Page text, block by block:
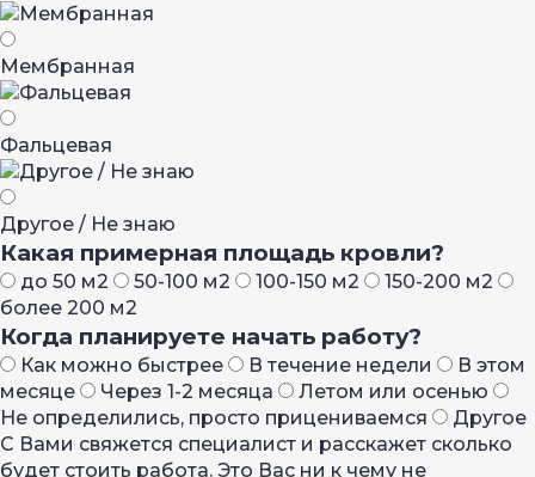
Мембранная
Фальцевая
Другое / Не знаю
Какая примерная площадь кровли?
до 50 м2 50-100 м2 100-150 м2
150-200 м2
более 200 м2
Когда планируете начать работу?
Как можно быстрее В течение недели
В этом
месяце
Через 1-2 месяца
Летом или осенью
Не определились, просто прицениваемся
Другое
С Вами свяжется специалист и расскажет сколько
будет стоить работа. Это Вас ни к чему не